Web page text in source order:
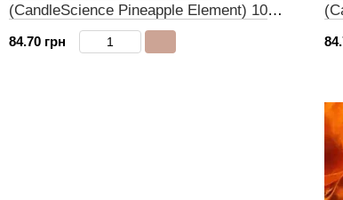
(CandleScience Pineapple Element) 10
84.70 грн